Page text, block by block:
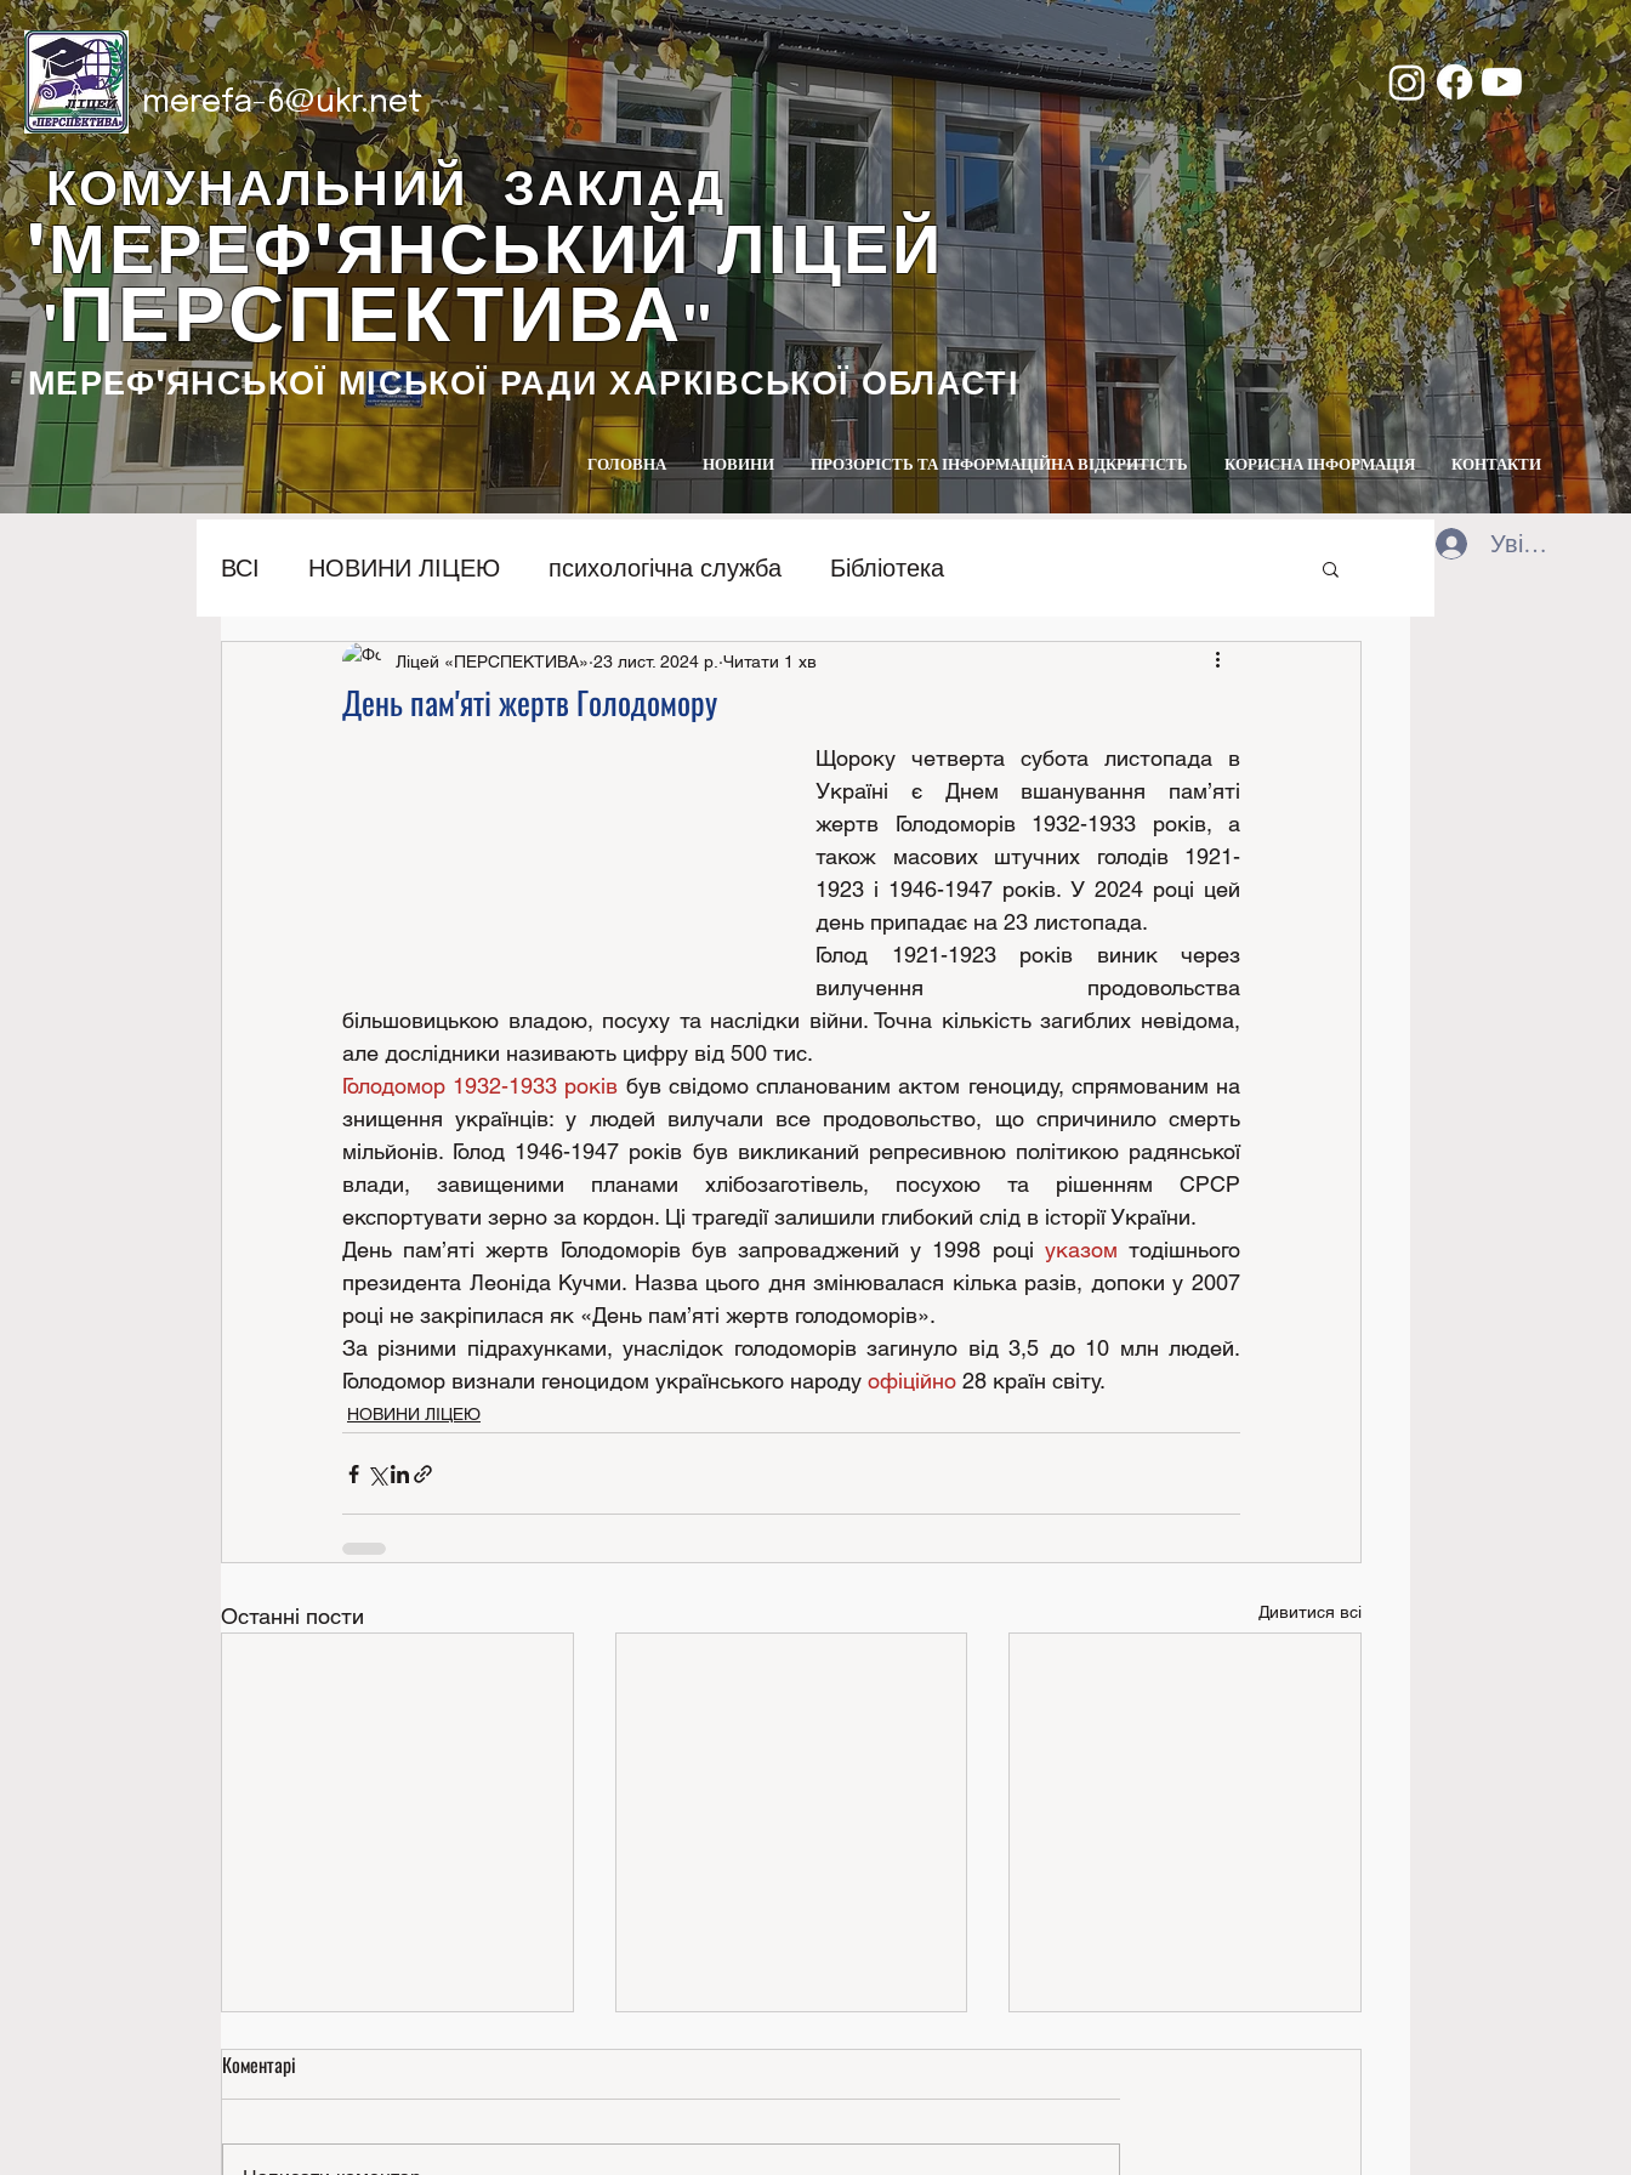
merefa-6@ukr.net
КОМУНАЛЬНИЙ ЗАКЛАД
"МЕРЕФ'ЯНСЬКИЙ ЛІЦЕЙ
"ПЕРСПЕКТИВА""
МЕРЕФ'ЯНСЬКОЇ МІСЬКОЇ РАДИ ХАРКІВСЬКОЇ ОБЛАСТІ
ГОЛОВНА НОВИНИ ПРОЗОРІСТЬ ТА ІНФОРМАЦІЙНА ВІДКРИТІСТЬ КОРИСНА ІНФОРМАЦІЯ КОНТАКТИ
ВСІ НОВИНИ ЛІЦЕЮ психологічна служба Бібліотека
День пам'яті жертв Голодомору
Ліцей «ПЕРСПЕКТИВА» 23 лист. 2024 р. Читати 1 хв
Щороку четверта субота листопада в
Україні є Днем вшанування пам’яті
жертв Голодоморів 1932-1933 років, а
також масових штучних голодів 1921-
1923 і 1946-1947 років. У 2024 році цей
день припадає на 23 листопада.
Голод 1921-1923 років виник через
вилучення продовольства
більшовицькою владою, посуху та наслідки війни. Точна кількість загиблих невідома,
але дослідники називають цифру від 500 тис.
Голодомор 1932-1933 років був свідомо спланованим актом геноциду, спрямованим на
знищення українців: у людей вилучали все продовольство, що спричинило смерть
мільйонів. Голод 1946-1947 років був викликаний репресивною політикою радянської
влади, завищеними планами хлібозаготівель, посухою та рішенням СРСР
експортувати зерно за кордон. Ці трагедії залишили глибокий слід в історії України.
День пам’яті жертв Голодоморів був запроваджений у 1998 році указом тодішнього
президента Леоніда Кучми. Назва цього дня змінювалася кілька разів, допоки у 2007
році не закріпилася як «День пам’яті жертв голодоморів».
За різними підрахунками, унаслідок голодоморів загинуло від 3,5 до 10 млн людей.
Голодомор визнали геноцидом українського народу офіційно 28 країн світу.
НОВИНИ ЛІЦЕЮ
Останні пости Дивитися всі
Коментарі
Увійти